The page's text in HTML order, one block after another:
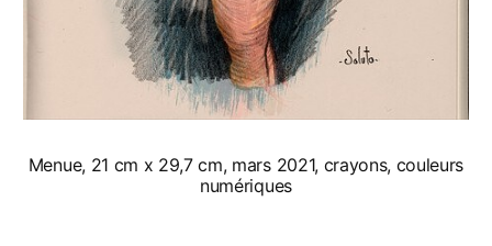
Menue, 21 cm x 29,7 cm, mars 2021, crayons, couleurs
numériques